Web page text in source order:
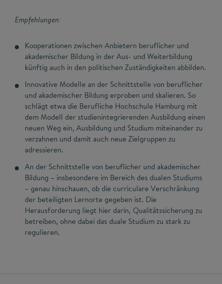
Empfehlungen:
Kooperationen zwischen Anbietern beruflicher und
akademischer Bildung in der Aus- und Weiterbildung
künftig auch in den politischen Zuständigkeiten abbilden.
Innovative Modelle an der Schnittstelle von beruflicher
und akademischer Bildung erproben und skalieren. So
schlägt etwa die Berufliche Hochschule Hamburg mit
dem Modell der studienintegrierenden Ausbildung einen
neuen Weg ein, Ausbildung und Studium miteinander zu
verzahnen und damit auch neue Zielgruppen zu
adressieren.
An der Schnittstelle von beruflicher und akademischer
Bildung – insbesondere im Bereich des dualen Studiums
– genau hinschauen, ob die curriculare Verschränkung
der beteiligten Lernorte gegeben ist. Die
Herausforderung liegt hier darin, Qualitätssicherung zu
betreiben, ohne dabei das duale Studium zu stark zu
regulieren.